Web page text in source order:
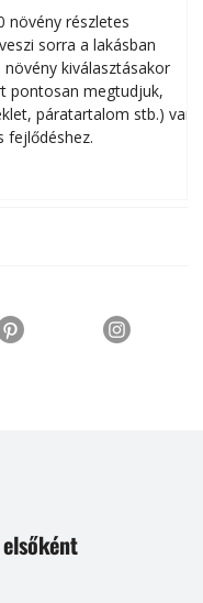
növény részletes
sorra a lakásban
kiválasztásakor
pontosan megtudjuk,
páratartalom stb.) van
fejlődéshez.